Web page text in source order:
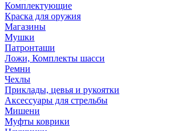
Комплектующие
Краска для оружия
Магазины
Мушки
Патронташи
Ложи, Комплекты шасси
Ремни
Чехлы
Приклады, цевья и рукоятки
Аксессуары для стрельбы
Мишени
Муфты коврики